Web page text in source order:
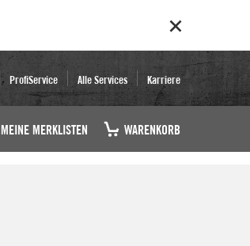
ProfiService Alle Services Karriere
MEINE MERKLISTEN WARENKORB